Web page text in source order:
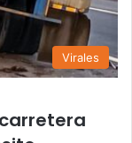
Virales